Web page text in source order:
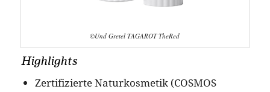
©Und Gretel TAGAROT TheRed
Highlights
Zertifizierte Naturkosmetik (COSMOS